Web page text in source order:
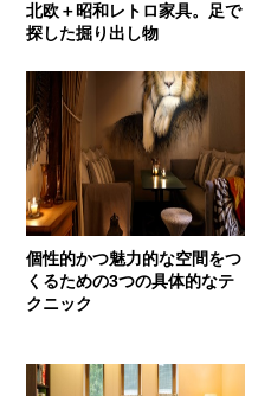
北欧＋昭和レトロ家具。足で
探した掘り出し物
個性的かつ魅力的な空間をつ
くるための3つの具体的なテ
クニック